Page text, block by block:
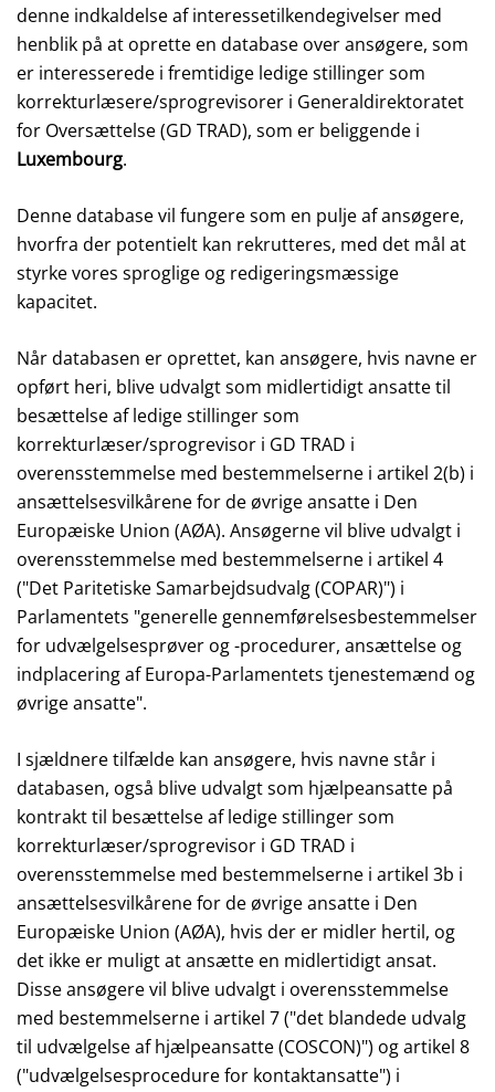
denne indkaldelse af interessetilkendegivelser med
henblik på at oprette en database over ansøgere, som
er interesserede i fremtidige ledige stillinger som
korrekturlæsere/sprogrevisorer i Generaldirektoratet
for Oversættelse (GD TRAD), som er beliggende i
Luxembourg.
Denne database vil fungere som en pulje af ansøgere,
hvorfra der potentielt kan rekrutteres, med det mål at
styrke vores sproglige og redigeringsmæssige
kapacitet.
Når databasen er oprettet, kan ansøgere, hvis navne er
opført heri, blive udvalgt som midlertidigt ansatte til
besættelse af ledige stillinger som
korrekturlæser/sprogrevisor i GD TRAD i
overensstemmelse med bestemmelserne i artikel 2(b) i
ansættelsesvilkårene for de øvrige ansatte i Den
Europæiske Union (AØA). Ansøgerne vil blive udvalgt i
overensstemmelse med bestemmelserne i artikel 4
("Det Paritetiske Samarbejdsudvalg (COPAR)") i
Parlamentets "generelle gennemførelsesbestemmelser
for udvælgelsesprøver og -procedurer, ansættelse og
indplacering af Europa-Parlamentets tjenestemænd og
øvrige ansatte".
I sjældnere tilfælde kan ansøgere, hvis navne står i
databasen, også blive udvalgt som hjælpeansatte på
kontrakt til besættelse af ledige stillinger som
korrekturlæser/sprogrevisor i GD TRAD i
overensstemmelse med bestemmelserne i artikel 3b i
ansættelsesvilkårene for de øvrige ansatte i Den
Europæiske Union (AØA), hvis der er midler hertil, og
det ikke er muligt at ansætte en midlertidigt ansat.
Disse ansøgere vil blive udvalgt i overensstemmelse
med bestemmelserne i artikel 7 ("det blandede udvalg
til udvælgelse af hjælpeansatte (COSCON)") og artikel 8
("udvælgelsesprocedure for kontaktansatte") i